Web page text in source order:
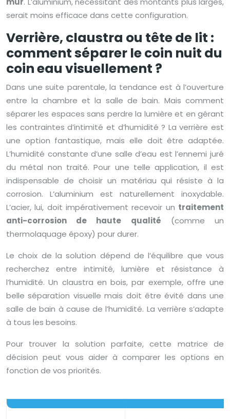
serait moins efficace dans cette configuration.
Verrière, claustra ou tête de lit :
comment séparer le coin nuit du
coin eau visuellement ?
Dans une suite parentale, la tendance est à l’ouverture
entre la chambre et la salle de bain. Mais comment
séparer les espaces sans perdre la lumière et en gérant
les contraintes d’intimité et d’humidité ? La verrière est
une option fantastique, mais elle doit être adaptée.
L’humidité constante d’une salle d’eau est l’ennemi juré
du métal non traité. Pour une telle application, il est
indispensable de choisir un matériau qui résiste à la
corrosion. L’aluminium est naturellement inoxydable.
L’acier, lui, doit impérativement recevoir un traitement
anti-corrosion de haute qualité (comme un
thermolaquage époxy) pour durer.
Le choix de la solution dépend de l’équilibre que vous
recherchez entre intimité, lumière et résistance à
l’humidité. Un claustra en bois, par exemple, offre une
belle séparation visuelle mais doit être évité dans une
salle de bain à cause de l’humidité. La verrière s’adapte
à tous les besoins.
Pour trouver la solution parfaite, cette matrice de
décision peut vous aider à comparer les options en
fonction de vos priorités.